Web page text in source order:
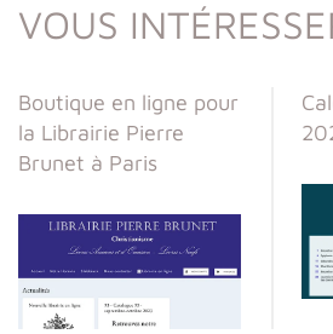
VOUS
Boutique en ligne pour
la Librairie Pierre
Brunet à Paris